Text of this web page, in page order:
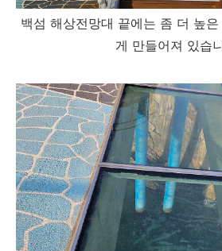
백섬 해상전망대 끝에는 좀 더 높
게 만들어져 있습